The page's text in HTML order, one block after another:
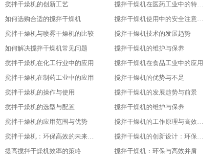
搅拌干燥机的创新工艺
搅拌干燥机在医药工业中的特殊应用
如何选购合适的搅拌干燥机
搅拌干燥机使用中的安全注意事项
搅拌干燥机与喷雾干燥机的比较
搅拌干燥机技术的发展趋势
如何解决搅拌干燥机常见问题
搅拌干燥机的维护与保养
搅拌干燥机在化工行业中的应用
搅拌干燥机在食品工业中的应用
搅拌干燥机在制药工业中的应用
搅拌干燥机的优势与不足
搅拌干燥机的操作与使用
搅拌干燥机的发展趋势与前景
搅拌干燥机的选型与配置
搅拌干燥机的维护与保养
搅拌干燥机的应用范围与优势
搅拌干燥机的工作原理与高效节能的证明
搅拌干燥机：环保高效的未来工业之星
搅拌干燥机的创新设计：环保与高效的基石
提高搅拌干燥机效率的策略
搅拌干燥机：环保与高效并肩